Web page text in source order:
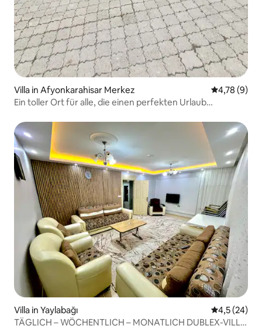
Villa in Afyonkarahisar Merkez
4,78 (9)
Ein toller Ort für alle, die einen perfekten Urlaub
Villa in Yaylabağı
4,5 (24)
TÄGLICH – WÖCHENTLICH – MONATLICH DUBLEX-VILLA